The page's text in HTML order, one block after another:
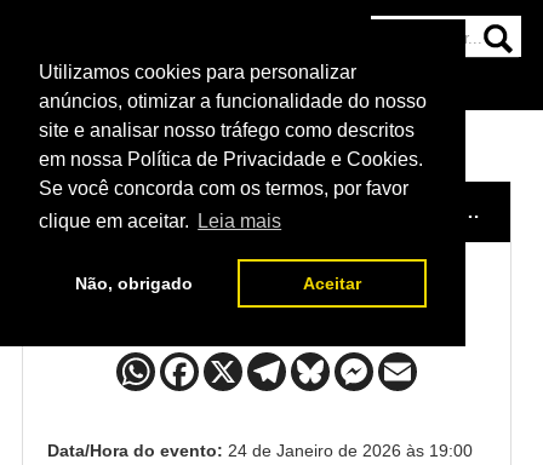
Utilizamos cookies para personalizar
anúncios, otimizar a funcionalidade do nosso
site e analisar nosso tráfego como descritos
em nossa Política de Privacidade e Cookies.
Se você concorda com os termos, por favor
clique em aceitar.
Leia mais
Não, obrigado Aceitar
NOTÍCIAS
HOME EVENTO / UFC 324: GAETHJE VS. PIMBLETT
Josh Hokit x Denzel Freeman
Data/Hora do evento: 24 de Janeiro de 2026 às 19:00